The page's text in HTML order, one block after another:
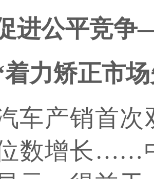
进公平竞
矫正市场
产销首次双
数增长……